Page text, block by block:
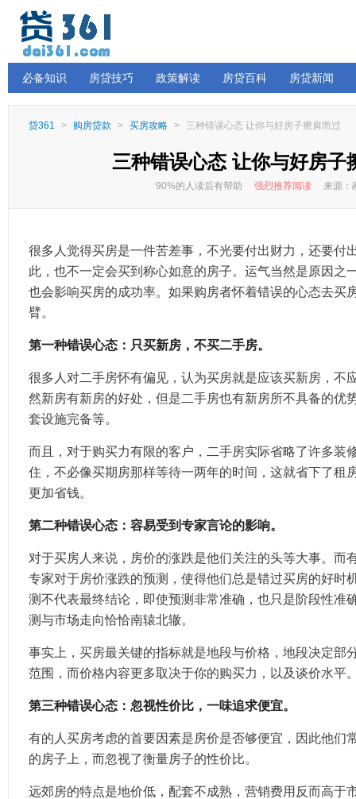
必备知识 房贷技巧 政策解读 房贷百科 房贷新闻
贷361 > 购房贷款 > 买房攻略 > 三种错误心态 让你与好房子擦肩而过
三种错误心态 让你与好房子
90%的人读后有帮助 强烈推荐阅读 来源：
很多人觉得买房是一件苦差事，不光要付出财力，还要付
此，也不一定会买到称心如意的房子。运气当然是原因之
也会影响买房的成功率。如果购房者怀着错误的心态去买
臂。
第一种错误心态：只买新房，不买二手房。
很多人对二手房怀有偏见，认为买房就是应该买新房，不
然新房有新房的好处，但是二手房也有新房所不具备的优
套设施完备等。
而且，对于购买力有限的客户，二手房实际省略了许多装
住，不必像买期房那样等待一两年的时间，这就省下了租
更加省钱。
第二种错误心态：容易受到专家言论的影响。
对于买房人来说，房价的涨跌是他们关注的头等大事。而
专家对于房价涨跌的预测，使得他们总是错过买房的好时
测不代表最终结论，即使预测非常准确，也只是阶段性准
测与市场走向恰恰南辕北辙。
事实上，买房最关键的指标就是地段与价格，地段决定部
范围，而价格内容更多取决于你的购买力，以及谈价水平
第三种错误心态：忽视性价比，一味追求便宜。
有的人买房考虑的首要因素是房价是否够便宜，因此他们
的房子上，而忽视了衡量房子的性价比。
远郊房的特点是地价低，配套不成熟，营销费用反而高于